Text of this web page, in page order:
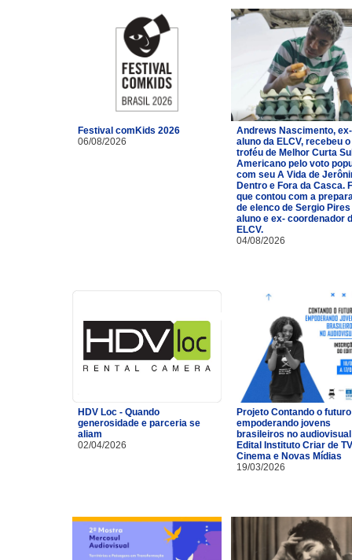
Festival comKids 2026
06/08/2026
Andrews Nascimento, ex-
aluno da ELCV, recebeu o
troféu de Melhor Curta
Americano pelo voto
com seu A Vida de
Dentro e Fora da Casca.
que contou com a
de elenco de Sergio
aluno e ex- coordenador
ELCV.
04/08/2026
HDV Loc - Quando
generosidade e parceria se
aliam
02/04/2026
Projeto Contando o
empoderando jovens
brasileiros no
Edital Instituto Criar de
Cinema e Novas Mídias
19/03/2026